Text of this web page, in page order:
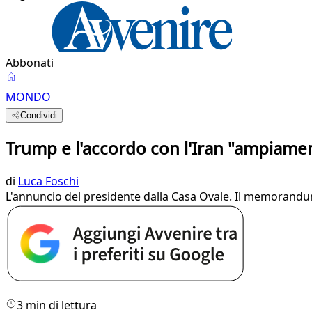
Abbonati
MONDO
Condividi
Trump e l'accordo con l'Iran
di Luca Foschi
L'annuncio del presidente dalla Casa Ovale. Il
3 min di lettura